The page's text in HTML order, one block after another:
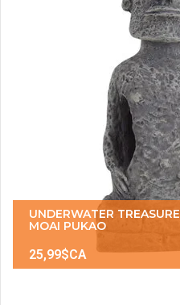
UNDERWATER
MOAI PUKAO
25,99$CA